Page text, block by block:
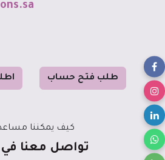
طلب فتح حساب ا
كيف يمكننا
تواصل معنا